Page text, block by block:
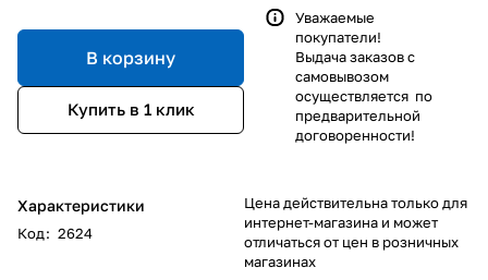
В корзину
Купить в 1 клик
Характеристики
Код: 2624
Уважаемые
покупатели!
Выдача заказов с
самовывозом
осуществляется по
предварительной
договоренности!
Цена действительна только для
интернет-магазина и может
отличаться от цен в розничных
магазинах